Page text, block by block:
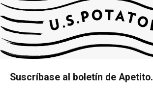
Suscríbase al boletín de Apetito.